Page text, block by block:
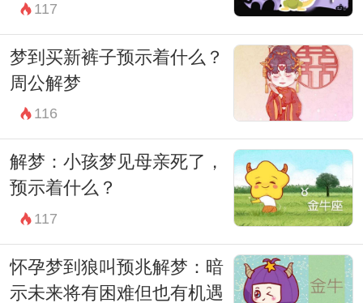
117
梦到买新裤子预示着什么？
周公解梦
116
解梦：小孩梦见母亲死了，
预示着什么？
117
怀孕梦到狼叫预兆解梦：暗
示未来将有困难但也有机遇